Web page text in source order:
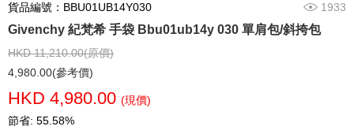
貨品編號：BBU01UB14Y030 1933
Givenchy 紀梵希 手袋 Bbu01ub14y 030 單肩包/斜挎包
HKD 11,210.00(原價)
4,980.00(參考價)
HKD 4,980.00 (現價)
節省: 55.58%